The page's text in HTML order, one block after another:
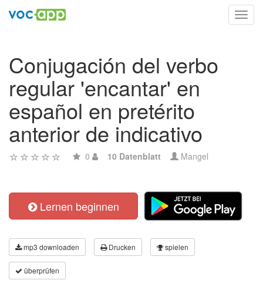
Conjugación del verbo
regular 'encantar' en
español en pretérito
anterior de indicativo
0 10 Datenblatt Mangel
Lernen beginnen
mp3 downloaden Drucken spielen
überprüfen